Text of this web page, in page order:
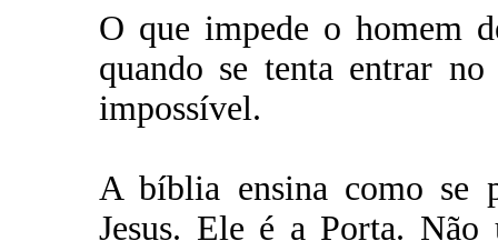
O que impede o homem
quando se tenta entrar
impossível.
A bíblia ensina como se
Jesus. Ele é a Porta.